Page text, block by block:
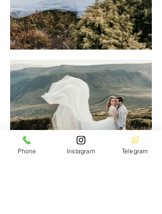
Phone Instagram Telegram